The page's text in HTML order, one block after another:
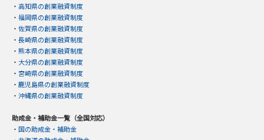
・ 高知県の創業融資制度
・ 福岡県の創業融資制度
・ 佐賀県の創業融資制度
・ 長崎県の創業融資制度
・ 熊本県の創業融資制度
・ 大分県の創業融資制度
・ 宮崎県の創業融資制度
・ 鹿児島県の創業融資制度
・ 沖縄県の創業融資制度
助成金・補助金一覧（全国対応）
・ 国の助成金・補助金